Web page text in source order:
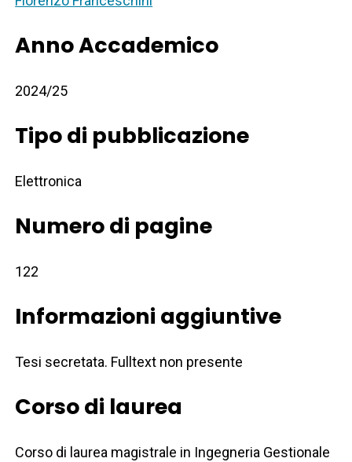
Anno Accademico
2024/25
Tipo di pubblicazione
Elettronica
Numero di pagine
122
Informazioni aggiuntive
Tesi secretata. Fulltext non presente
Corso di laurea
Corso di laurea magistrale in Ingegneria Gestionale